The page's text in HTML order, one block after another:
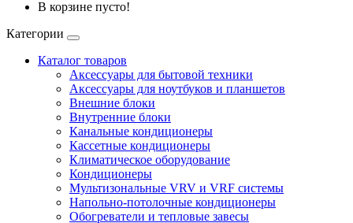
В корзине пусто!
Категории
Каталог товаров
Аксессуары для бытовой техники
Аксессуары для ноутбуков и планшетов
Внешние блоки
Внутренние блоки
Канальные кондиционеры
Кассетные кондиционеры
Климатическое оборудование
Кондиционеры
Мультизональные VRV и VRF системы
Напольно-потолочные кондиционеры
Обогреватели и тепловые завесы